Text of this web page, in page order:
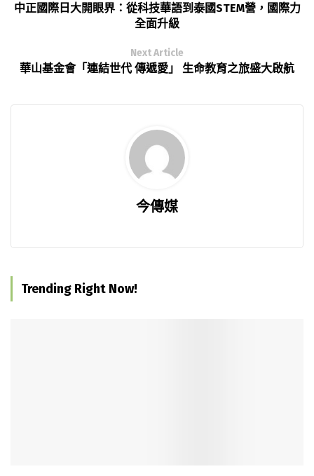
中正國際日大開眼界：從科技華語到泰國STEM營，國際力
全面升級
Next Article
華山基金會「連結世代 傳遞愛」 生命教育之旅盛大啟航
今傳媒
Trending Right Now!